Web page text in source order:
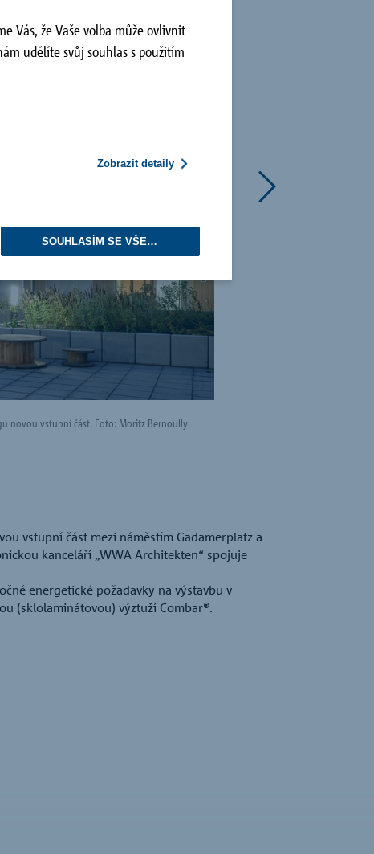
Vás, že Vaše volba může ovlivnit
udělíte svůj souhlas s použitím
Zobrazit detaily
SOUHLASÍM SE VŠEMI
novou vstupní část. Foto: Moritz Bernoully
vstupní část mezi náměstím Gadamerplatz a
kanceláří „WWA Architekten“ spojuje
energetické požadavky na výstavbu v
(sklolaminátovou) výztuží Combar®.